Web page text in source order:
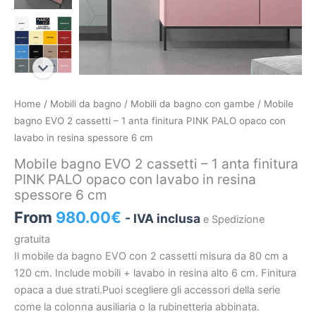
Home / Mobili da bagno / Mobili da bagno con gambe / Mobile
bagno EVO 2 cassetti – 1 anta finitura PINK PALO opaco con
lavabo in resina spessore 6 cm
Mobile bagno EVO 2 cassetti – 1 anta finitura
PINK PALO opaco con lavabo in resina
spessore 6 cm
From 980.00€ - IVA inclusa e Spedizione
gratuita
Il mobile da bagno EVO con 2 cassetti misura da 80 cm a
120 cm. Include mobili + lavabo in resina alto 6 cm. Finitura
opaca a due strati.Puoi scegliere gli accessori della serie
come la colonna ausiliaria o la rubinetteria abbinata.
Mobile
bagno
EVO
cassetti
-
anta
finitura
PINK
PALO
opaco
con